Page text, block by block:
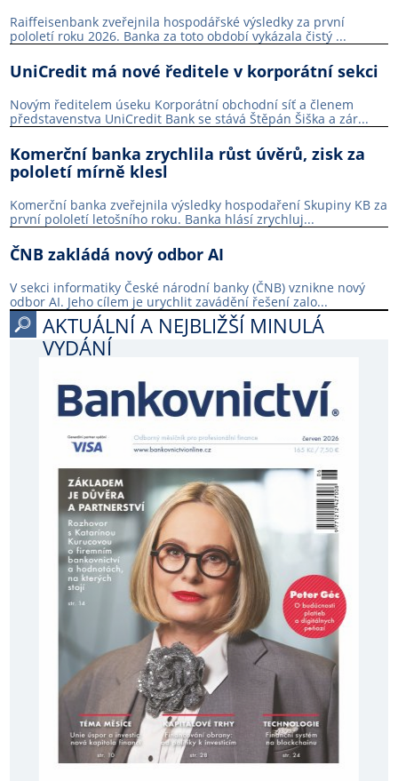
AKTUÁLNÍ A NEJBLIŽŠÍ MINULÁ
VYDÁNÍ
Raiffeisenbank zveřejnila hospodářské výsledky za první
pololetí roku 2026. Banka za toto období vykázala čistý ...
UniCredit má nové ředitele v korporátní sekci
Novým ředitelem úseku Korporátní obchodní síť a členem
představenstva UniCredit Bank se stává Štěpán Šiška a zár...
Komerční banka zrychlila růst úvěrů, zisk za
pololetí mírně klesl
Komerční banka zveřejnila výsledky hospodaření Skupiny KB za
první pololetí letošního roku. Banka hlásí zrychluj...
ČNB zakládá nový odbor AI
V sekci informatiky České národní banky (ČNB) vznikne nový
odbor AI. Jeho cílem je urychlit zavádění řešení zalo...